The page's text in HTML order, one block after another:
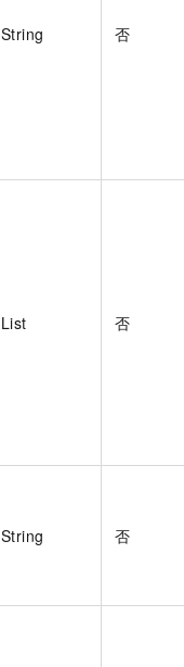
String 否
List 否
String 否